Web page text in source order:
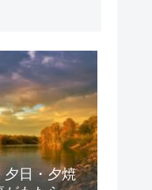
夕日・夕焼